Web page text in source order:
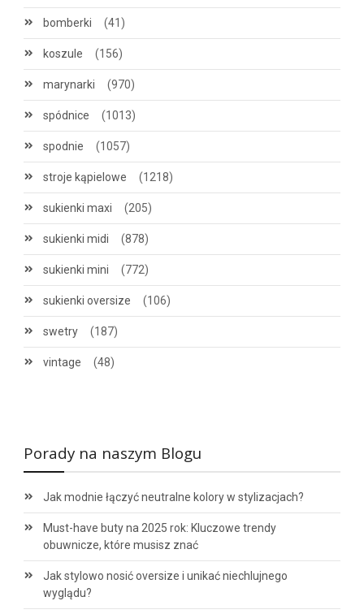
bomberki (41)
koszule (156)
marynarki (970)
spódnice (1013)
spodnie (1057)
stroje kąpielowe (1218)
sukienki maxi (205)
sukienki midi (878)
sukienki mini (772)
sukienki oversize (106)
swetry (187)
vintage (48)
Porady na naszym Blogu
Jak modnie łączyć neutralne kolory w stylizacjach?
Must-have buty na 2025 rok: Kluczowe trendy
obuwnicze, które musisz znać
Jak stylowo nosić oversize i unikać niechlujnego
wyglądu?